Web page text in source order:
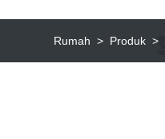
Rumah > Produk >